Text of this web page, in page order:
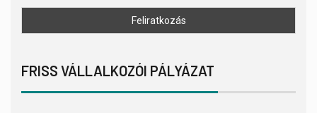
FRISS VÁLLALKOZÓI PÁLYÁZAT